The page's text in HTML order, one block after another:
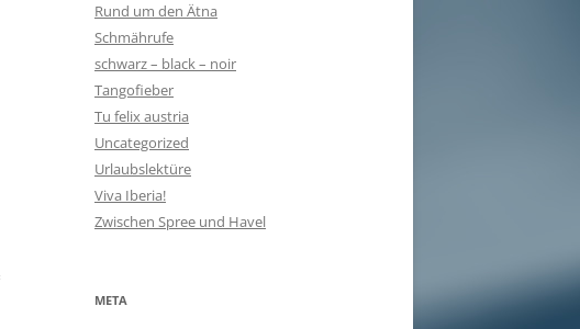
Rund um den Ätna
Schmährufe
schwarz – black – noir
Tangofieber
Tu felix austria
Uncategorized
Urlaubslektüre
Viva Iberia!
Zwischen Spree und Havel
META